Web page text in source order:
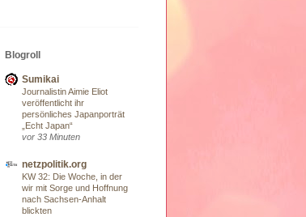
Blogroll
Sumikai
Journalistin Aimie Eliot
veröffentlicht ihr
persönliches Japanporträt
„Echt Japan“
vor 33 Minuten
netzpolitik.org
KW 32: Die Woche, in der
wir mit Sorge und Hoffnung
nach Sachsen-Anhalt
blickten